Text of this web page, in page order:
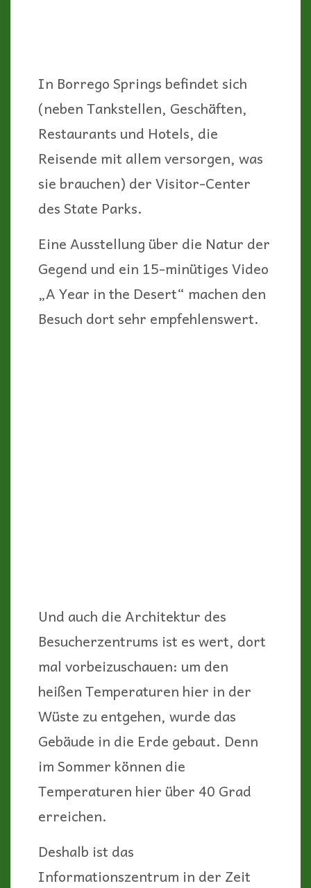
In Borrego Springs befindet sich
(neben Tankstellen, Geschäften,
Restaurants und Hotels, die
Reisende mit allem versorgen, was
sie brauchen) der Visitor-Center
des State Parks.
Eine Ausstellung über die Natur der
Gegend und ein 15-minütiges Video
„A Year in the Desert“ machen den
Besuch dort sehr empfehlenswert.
Und auch die Architektur des
Besucherzentrums ist es wert, dort
mal vorbeizuschauen: um den
heißen Temperaturen hier in der
Wüste zu entgehen, wurde das
Gebäude in die Erde gebaut. Denn
im Sommer können die
Temperaturen hier über 40 Grad
erreichen.
Deshalb ist das
Informationszentrum in der Zeit